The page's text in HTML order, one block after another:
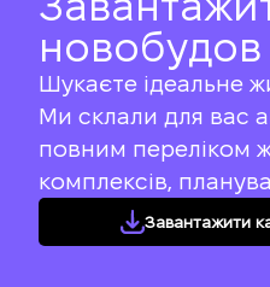
новобудов
Шукаєте ідеальне
Ми склали для вас
повним переліком
комплексів,
Завантажити